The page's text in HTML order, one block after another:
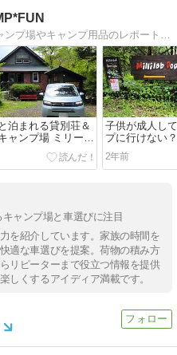
泊まれる貸別荘＆
ャンプ場 ミリー
！貸別荘の詳細で
子供が成人し
プに行けない
ぶキャンプ場
ンプもあり！
2年前
ャンプ場と車選びに注目
を紹介しています。家族の時間を
適な車選びを提案。荷物の積み方
リピーターまで役立つ情報を提供
しくするアイディア満載です。